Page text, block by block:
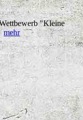
"Kleine
mehr